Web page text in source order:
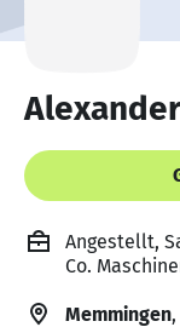
Angestellt,
Co.
Memmingen